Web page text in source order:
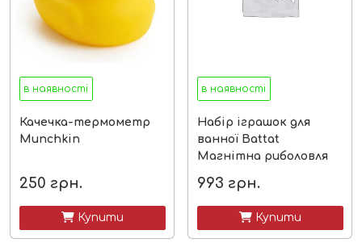
в наявності
Качечка-термометр
Munchkin
250 грн.
 Купити
в наявності
Набір іграшок для
ванної Battat
Магнітна риболовля
993 грн.
 Купити